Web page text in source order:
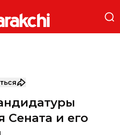
Сената и его